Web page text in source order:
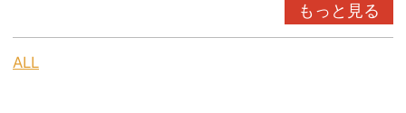
もっと見る
ALL